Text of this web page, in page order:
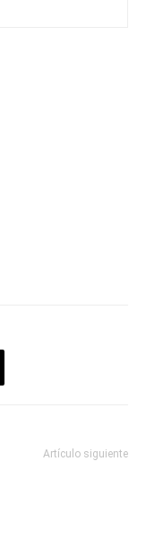
Artículo siguiente